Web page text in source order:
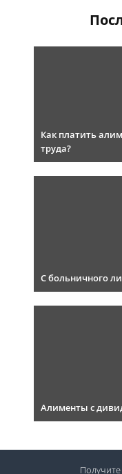
Как платить
труда?
С больничного
Алименты с